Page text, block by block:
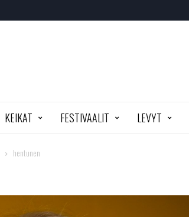
KEIKAT FESTIVAALIT LEVYT
hentunen